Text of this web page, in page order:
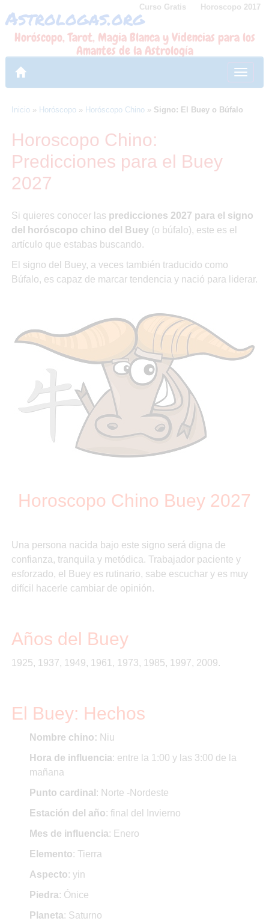
Curso Gratis Horoscopo 2017
Skip
content
Astrologas.org
Horóscopo, Tarot, Magia Blanca y Videncias para los
Amantes de la Astrología
Toggle
Inicio» Horóscopo» Horóscopo Chino» Signo: El Buey o Búfalo
Horoscopo Chino:
Predicciones para el Buey
2027
Si quieres conocer las predicciones 2027 para el signo
del horóscopo chino del Buey(o búfalo), este es el
artículo que estabas buscando.
El signo del Buey, a veces también traducido como
Búfalo, es capaz de marcar tendencia y nació para liderar.
Horoscopo Chino Buey 2027
Una persona nacida bajo este signo será digna de
confianza, tranquila y metódica. Trabajador paciente y
esforzado, el Buey es rutinario, sabe escuchar y es muy
difícil hacerle cambiar de opinión.
Años del Buey
1925, 1937, 1949, 1961, 1973, 1985, 1997, 2009.
El Buey: Hechos
Nombre chino: Niu
Hora de influencia: entre la 1:00 y las 3:00 de la
mañana
Punto cardinal : Norte -Nordeste
Estación del año: final del Invierno
Mes de influencia: Enero
Elemento: Tierra
Aspecto: yin
Piedra: Ónice
Planeta: Saturno